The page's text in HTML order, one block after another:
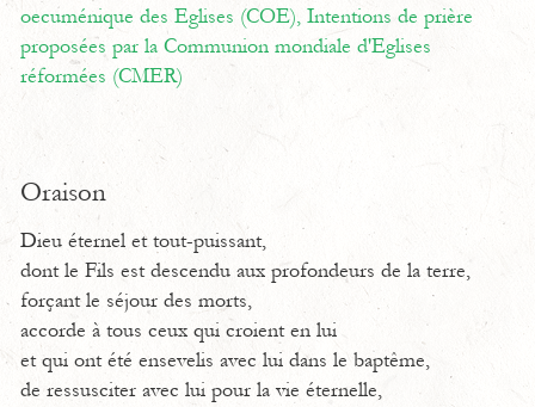
oecuménique des Eglises (COE), Intentions de prière
proposées par la Communion mondiale d'Eglises
réformées (CMER)
Oraison
Dieu éternel et tout-puissant,
dont le Fils est descendu aux profondeurs de la terre,
forçant le séjour des morts,
accorde à tous ceux qui croient en lui
et qui ont été ensevelis avec lui dans le baptême,
de ressusciter avec lui pour la vie éternelle,